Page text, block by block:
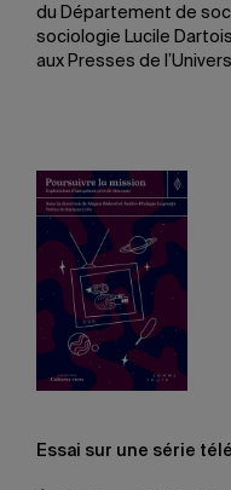
du Département de
sociologie Lucile
aux Presses de
Essai sur une série